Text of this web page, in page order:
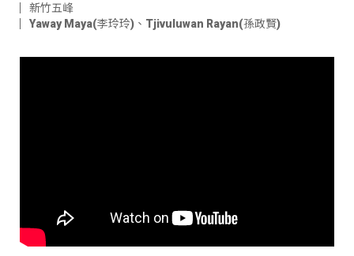
新竹五峰
Yaway Maya(李玲玲) 、 Tjivuluwan Rayan(孫政賢)